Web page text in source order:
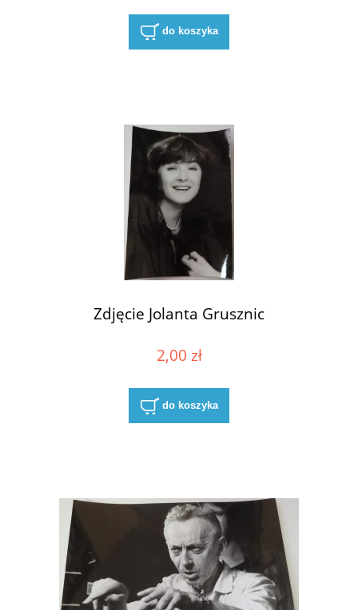
do koszyka
Zdjęcie Jolanta Grusznic
2,00 zł
do koszyka